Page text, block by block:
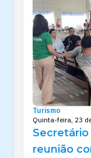
Turismo
Quinta-feira, 23
reunião